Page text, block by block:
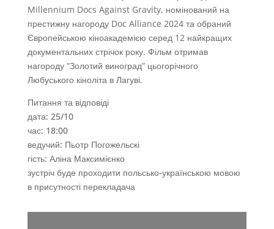
Millennium Docs Against Gravity, номінований на
престижну нагороду Doc Alliance 2024 та обраний
Європейською кіноакадемією серед 12 найкращих
документальних стрічок року. Фільм отримав
нагороду “Золотий виноград” цьогорічного
Любуського кіноліта в Лагуві.
Питання та відповіді
дата: 25/10
час: 18:00
ведучий: Пьотр Погожельскі
гість: Аліна Максимієнко
зустріч буде проходити польсько-українською мовою
в присутності перекладача